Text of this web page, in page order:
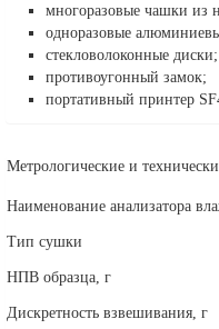
многоразовые чашки из
одноразовые
стекловолоконные диски;
противоугонный замок;
портативный принтер
Метрологические и
Наименование анализатора
Тип сушки
НПВ образца, г
Дискретность взвешивания, г